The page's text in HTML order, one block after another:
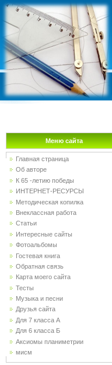
Меню сайта
Главная страница
Об авторе
К 65 -летию победы
ИНТЕРНЕТ-РЕСУРСЫ
Методическая копилка
Внеклассная работа
Статьи
Интересные сайты
Фотоальбомы
Гостевая книга
Обратная связь
Карта моего сайта
Тесты
Музыка и песни
Друзья сайта
Для 7 класса А
Для 6 класса Б
Аксиомы планиметрии
мисм